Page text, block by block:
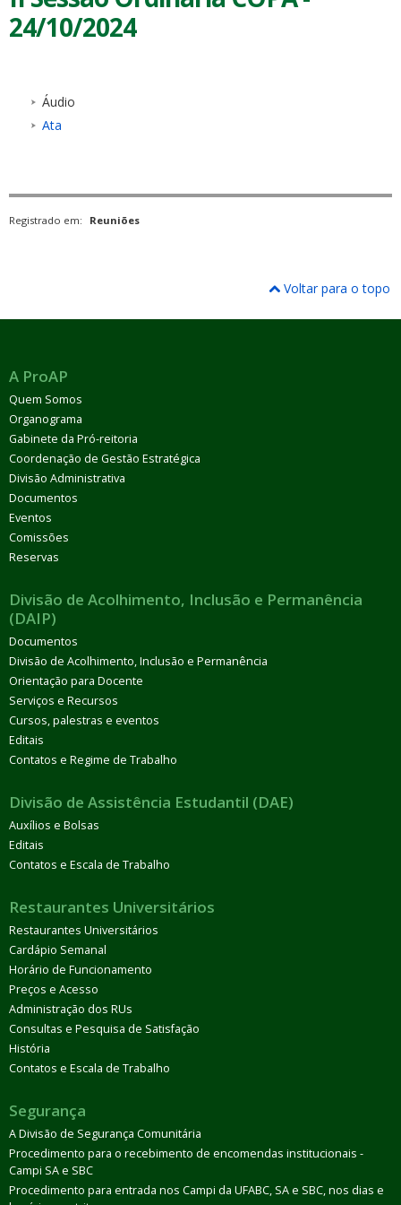
24/10/2024
Áudio
Ata
Registrado em: Reuniões
Voltar para o topo
A ProAP
Quem Somos
Organograma
Gabinete da Pró-reitoria
Coordenação de Gestão Estratégica
Divisão Administrativa
Documentos
Eventos
Comissões
Reservas
Divisão de Acolhimento, Inclusão e Permanência
(DAIP)
Documentos
Divisão de Acolhimento, Inclusão e Permanência
Orientação para Docente
Serviços e Recursos
Cursos, palestras e eventos
Editais
Contatos e Regime de Trabalho
Divisão de Assistência Estudantil (DAE)
Auxílios e Bolsas
Editais
Contatos e Escala de Trabalho
Restaurantes Universitários
Restaurantes Universitários
Cardápio Semanal
Horário de Funcionamento
Preços e Acesso
Administração dos RUs
Consultas e Pesquisa de Satisfação
História
Contatos e Escala de Trabalho
Segurança
A Divisão de Segurança Comunitária
Procedimento para o recebimento de encomendas institucionais -
Campi SA e SBC
Procedimento para entrada nos Campi da UFABC, SA e SBC, nos dias e